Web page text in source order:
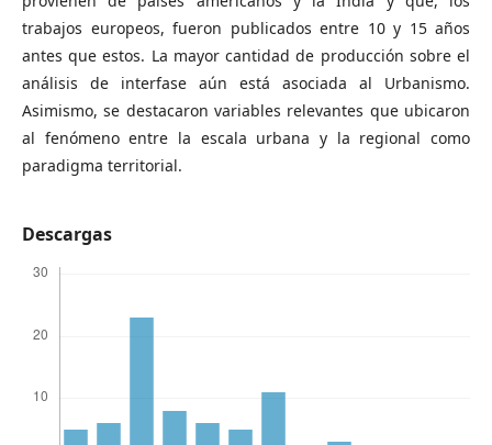
trabajos europeos, fueron publicados entre 10 y 15 años
antes que estos. La mayor cantidad de producción sobre el
análisis de interfase aún está asociada al Urbanismo.
Asimismo, se destacaron variables relevantes que ubicaron
al fenómeno entre la escala urbana y la regional como
paradigma territorial.
Descargas